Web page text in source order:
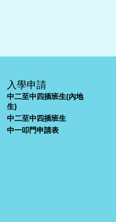
入學申請
中二至中四插班生(內地
生)
中二至中四插班生
中一叩門申請表